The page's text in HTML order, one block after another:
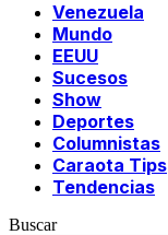
Venezuela
Mundo
EEUU
Sucesos
Show
Deportes
Columnistas
Caraota Tips
Tendencias
Buscar